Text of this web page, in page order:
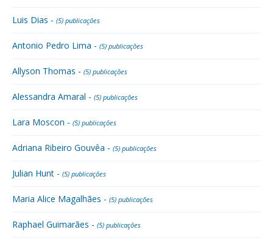
Luis Dias - (5) publicações
Antonio Pedro Lima - (5) publicações
Allyson Thomas - (5) publicações
Alessandra Amaral - (5) publicações
Lara Moscon - (5) publicações
Adriana Ribeiro Gouvêa - (5) publicações
Julian Hunt - (5) publicações
Maria Alice Magalhães - (5) publicações
Raphael Guimarães - (5) publicações